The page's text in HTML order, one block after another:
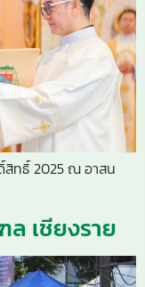
ทธิ์ 2025 ณ อาสน
เชียงราย